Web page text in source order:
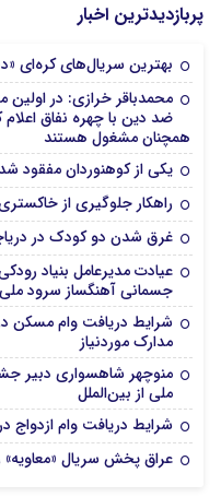
پربازدیدترین اخبار
بهترین سریال‌های کره‌ای
محمدباقر خرازی: در اولین
ضد دین با چهره نفاق
همچنان مشغول هستند
یکی از کوهنوردان مفقود
راهکار جلوگیری از
غرق شدن دو کودک در
عیادت مدیرعامل بنیاد
جسمانی آهنگساز سرود ملی
مدارک موردنیاز
ملی از بین‌الملل
شرایط دریافت وام ازدواج در سال
عراق پخش سریال «معاویه»